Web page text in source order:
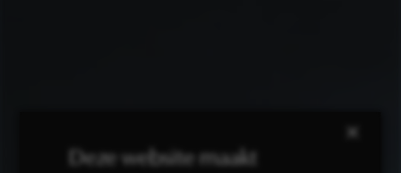
×
Deze website maakt